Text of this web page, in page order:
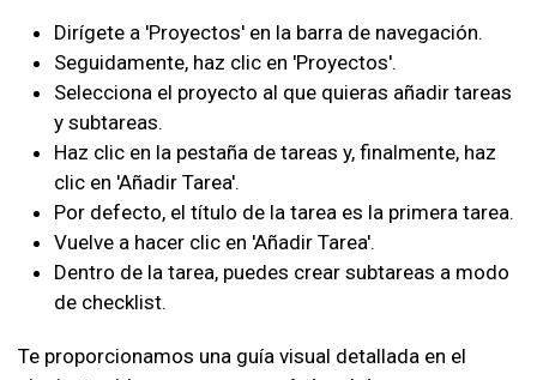
Dirígete a 'Proyectos' en la barra de navegación.
Seguidamente, haz clic en 'Proyectos'.
Selecciona el proyecto al que quieras añadir tareas
y subtareas.
Haz clic en la pestaña de tareas y, finalmente, haz
clic en 'Añadir Tarea'.
Por defecto, el título de la tarea es la primera tarea.
Vuelve a hacer clic en 'Añadir Tarea'.
Dentro de la tarea, puedes crear subtareas a modo
de checklist.
Te proporcionamos una guía visual detallada en el